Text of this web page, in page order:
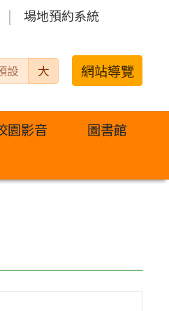
場地預約系統
設 大 網站導覽
園影音
圖書館